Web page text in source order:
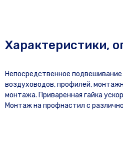
Характеристики,
Непосредственное
воздуховодов, профилей,
монтажа. Приваренная гайка
Монтаж на профнастил с